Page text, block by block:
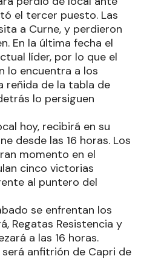
el tercer puesto. Las
a Curne, y perdieron
En la última fecha el
líder, por lo que el
lo encuentra a los
reñida de la tabla de
lo persiguen
hoy, recibirá en su
desde las 16 horas. Los
momento en el
cinco victorias
al puntero del
se enfrentan los
Regatas Resistencia y
a las 16 horas.
anfitrión de Capri de